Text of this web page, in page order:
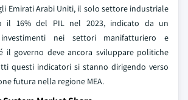
Emirati Arabi Uniti, il solo settore industriale
il 16% del PIL nel 2023, indicato da un
nei settori manifatturiero e
il governo deve ancora sviluppare politiche
questi indicatori si stanno dirigendo verso
futura nella regione MEA.